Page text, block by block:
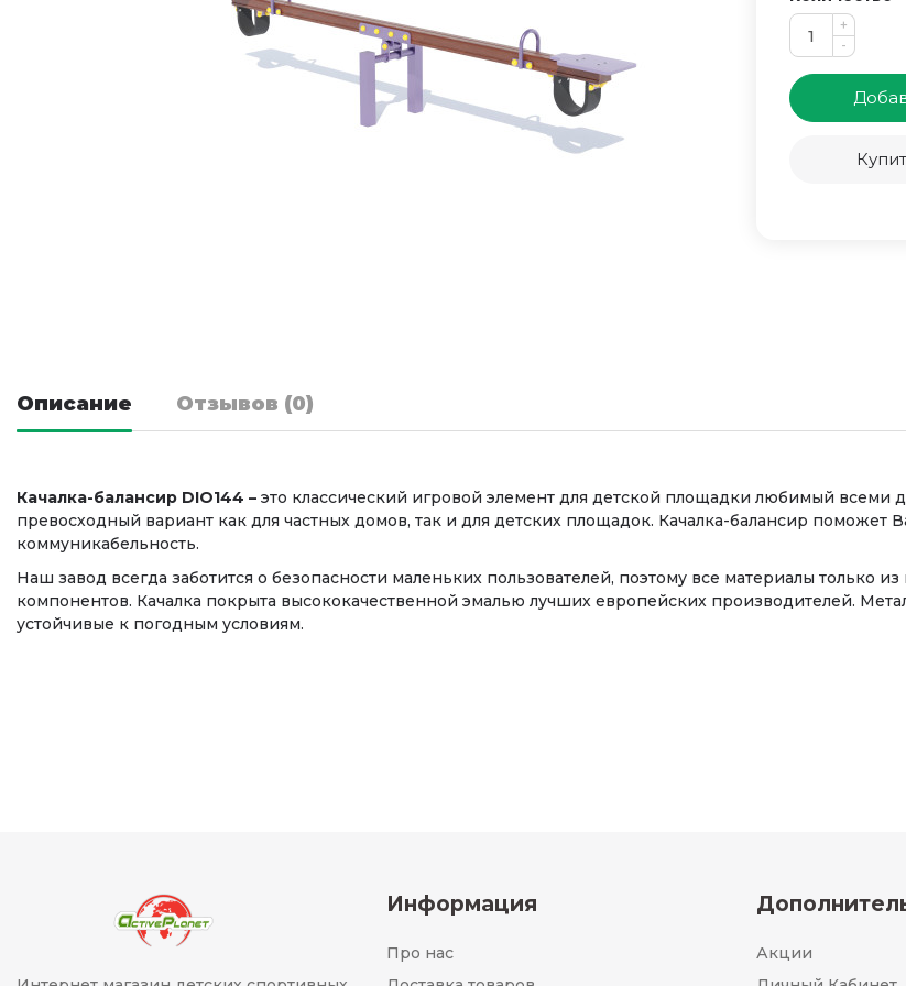
+
-
Описание Отзывов (0)
Качалка-балансир DIO144 – это классический игровой элемент для детской площадки любимый всеми
превосходный вариант как для частных домов, так и для детских площадок. Качалка-балансир
коммуникабельность.
Наш завод всегда заботится о безопасности маленьких пользователей, поэтому все материалы только
компонентов. Качалка покрыта высококачественной эмалью лучших европейских производителей.
устойчивые к погодным условиям.
Информация
Про нас
Акции